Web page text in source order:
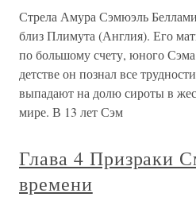
Стрела Амура Сэмюэль
близ Плимута (Англия). Его
по большому счету, юного
детстве он познал все
выпадают на долю сироты в
мире. В 13 лет Сэм
Глава 4 Призраки
времени